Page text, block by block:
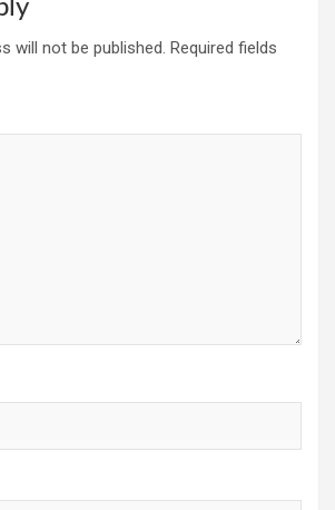
will not be published. Required fields